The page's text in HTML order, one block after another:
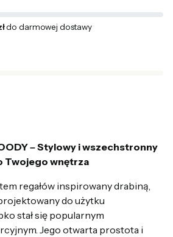
do darmowej dostawy
– Stylowy i wszechstronny
Twojego wnętrza
regałów inspirowany drabiną,
do użytku
stał się popularnym
Jego otwarta prostota i